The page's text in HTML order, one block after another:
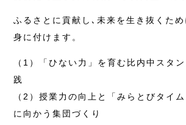
ふるさとに貢献し､未来を生き抜くた
身に付けます。
（1）「ひない力」を育む比内中スタ
践
（2）授業力の向上と「みらとびタイ
に向かう集団づくり